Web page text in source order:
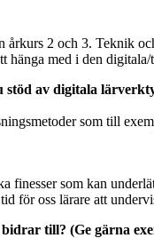
årkurs 2 och 3. Teknik
hänga med i den
av digitala
som till
som kan
för oss lärare att
till? (Ge gärna